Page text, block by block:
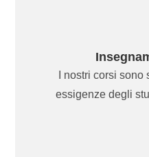
I nostri corsi
essigenze degli